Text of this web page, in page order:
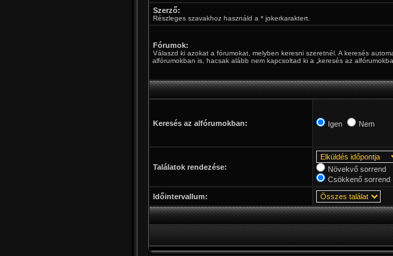
Szerző:
Részleges szavakhoz használd a * jokerkaraktert.
Fórumok:
Válaszd ki azokat a fórumokat, melyben keresni szeretnél. A keresés
alfórumokban is, hacsak alább nem kapcsoltad ki a „keresés az
Keresés az alfórumokban: Igen Nem
Találatok rendezése:
Növekvő sorrend
Csökkenő sorrend
Időintervallum: